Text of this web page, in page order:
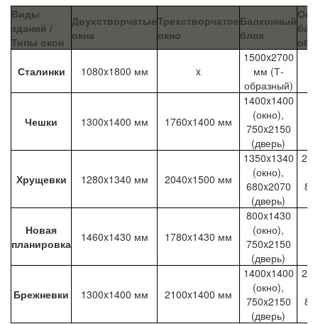
Виды
зданий /
Типы окон
Двухстворчатые
окна
Трехстворчатое
окно
Балконный
блок
Сталинки 1080x1800 мм x
1500x2700
мм (Т-
образный)
Чешки 1300x1400 мм 1760x1400 мм
1400x1400
(окно),
750x2150
(дверь)
Хрущевки 1280x1340 мм 2040x1500 мм
1350x1340
(окно),
680x2070
(дверь)
Новая
планировка
1460x1430 мм 1780x1430 мм
800x1430
(окно),
750x2150
(дверь)
Брежневки 1300x1400 мм 2100x1400 мм
1400x1400
(окно),
750x2150
(дверь)